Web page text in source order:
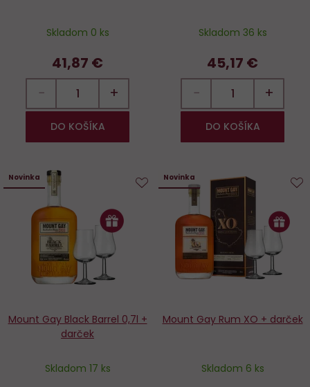
Skladom 0 ks
41,87 €
− +
DO KOŠÍKA
Skladom 36 ks
45,17 €
− +
DO KOŠÍKA
Novinka
Mount Gay Black Barrel 0,7l +
darček
Skladom 17 ks
obľúbených
Novinka
Mount Gay Rum XO + darček
Skladom 6 ks